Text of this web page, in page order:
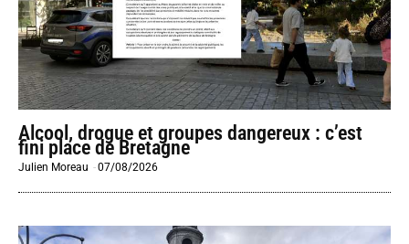
Alcool, drogue et groupes dangereux : c’est
fini place de Bretagne
Julien Moreau -07/08/2026